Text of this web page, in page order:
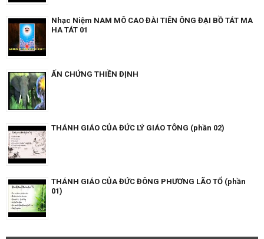
Nhạc Niệm NAM MÔ CAO ĐÀI TIÊN ÔNG ĐẠI BỒ TÁT MA
HA TÁT 01
ẤN CHỨNG THIỀN ĐỊNH
THÁNH GIÁO CỦA ĐỨC LÝ GIÁO TÔNG (phần 02)
THÁNH GIÁO CỦA ĐỨC ĐÔNG PHƯƠNG LÃO TỔ (phần
01)